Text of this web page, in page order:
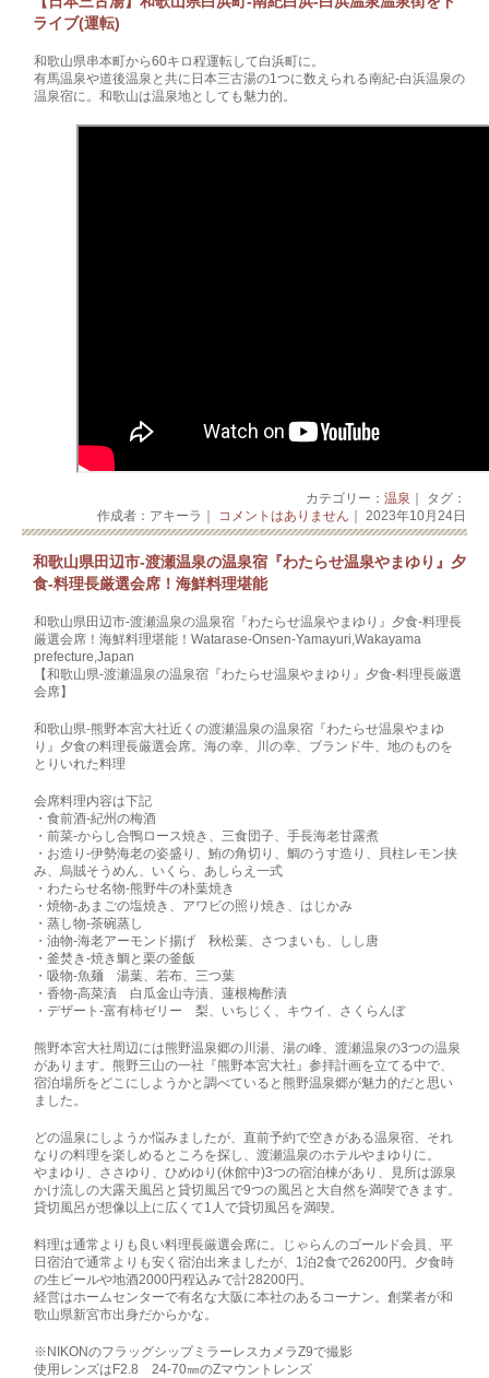
ライブ(運転)
和歌山県串本町から60キロ程運転して白浜町に。
有馬温泉や道後温泉と共に日本三古湯の1つに数えられる南紀‐白浜温泉の
温泉宿に。和歌山は温泉地としても魅力的。
カテゴリー： 温泉 ｜ タグ：
作成者：アキーラ｜ コメントはありません ｜ 2023年10月24日
和歌山県田辺市‐渡瀬温泉の温泉宿『わたらせ温泉やまゆり』夕
食‐料理長厳選会席！海鮮料理堪能
和歌山県田辺市‐渡瀬温泉の温泉宿『わたらせ温泉やまゆり』夕食‐料理長
厳選会席！海鮮料理堪能！Watarase-Onsen-Yamayuri,Wakayama
prefecture,Japan
【和歌山県‐渡瀬温泉の温泉宿『わたらせ温泉やまゆり』夕食‐料理長厳選
会席】
和歌山県‐熊野本宮大社近くの渡瀬温泉の温泉宿『わたらせ温泉やまゆ
り』夕食の料理長厳選会席。海の幸、川の幸、ブランド牛、地のものを
とりいれた料理
会席料理内容は下記
・食前酒-紀州の梅酒
・前菜-からし合鴨ロース焼き、三食団子、手長海老甘露煮
・お造り‐伊勢海老の姿盛り、鮪の角切り、鯛のうす造り、貝柱レモン挟
み、烏賊そうめん、いくら、あしらえ一式
・わたらせ名物-熊野牛の朴葉焼き
・焼物-あまごの塩焼き、アワビの照り焼き、はじかみ
・蒸し物-茶碗蒸し
・油物-海老アーモンド揚げ 秋松葉、さつまいも、しし唐
・釜焚き‐焼き鯛と栗の釜飯
・吸物-魚麺 湯葉、若布、三つ葉
・香物-高菜漬 白瓜金山寺漬、蓮根梅酢漬
・デザート‐富有柿ゼリー 梨、いちじく、キウイ、さくらんぼ
熊野本宮大社周辺には熊野温泉郷の川湯、湯の峰、渡瀬温泉の3つの温泉
があります。熊野三山の一社『熊野本宮大社』参拝計画を立てる中で、
宿泊場所をどこにしようかと調べていると熊野温泉郷が魅力的だと思い
ました。
どの温泉にしようか悩みましたが、直前予約で空きがある温泉宿、それ
なりの料理を楽しめるところを探し、渡瀬温泉のホテルやまゆりに。
やまゆり、ささゆり、ひめゆり(休館中)3つの宿泊棟があり、見所は源泉
かけ流しの大露天風呂と貸切風呂で9つの風呂と大自然を満喫できます。
貸切風呂が想像以上に広くて1人で貸切風呂を満喫。
料理は通常よりも良い料理長厳選会席に。じゃらんのゴールド会員、平
日宿泊で通常よりも安く宿泊出来ましたが、1泊2食で26200円。夕食時
の生ビールや地酒2000円程込みで計28200円。
経営はホームセンターで有名な大阪に本社のあるコーナン。創業者が和
歌山県新宮市出身だからかな。
※NIKONのフラッグシップミラーレスカメラZ9で撮影
使用レンズはF2.8 24‐70㎜のZマウントレンズ